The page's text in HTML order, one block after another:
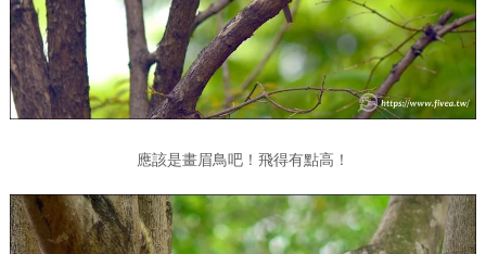
應該是畫眉鳥吧！飛得有點高！